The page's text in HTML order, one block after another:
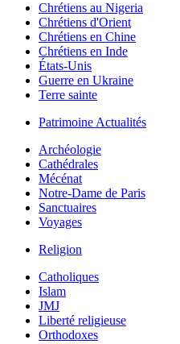
Chrétiens au Nigeria
Chrétiens d'Orient
Chrétiens en Chine
Chrétiens en Inde
États-Unis
Guerre en Ukraine
Terre sainte
Patrimoine Actualités
Archéologie
Cathédrales
Mécénat
Notre-Dame de Paris
Sanctuaires
Voyages
Religion
Catholiques
Islam
JMJ
Liberté religieuse
Orthodoxes